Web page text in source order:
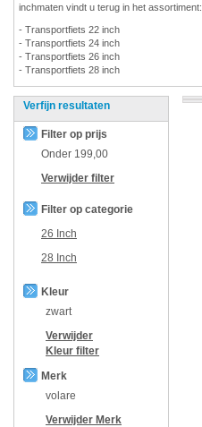
inchmaten vindt u terug in het assortiment:
- Transportfiets 22 inch
- Transportfiets 24 inch
- Transportfiets 26 inch
- Transportfiets 28 inch
Verfijn resultaten
Filter op prijs
Onder 199,00
Verwijder filter
Filter op categorie
26 Inch
28 Inch
Kleur
zwart
Verwijder
Kleur filter
Merk
volare
Verwijder Merk